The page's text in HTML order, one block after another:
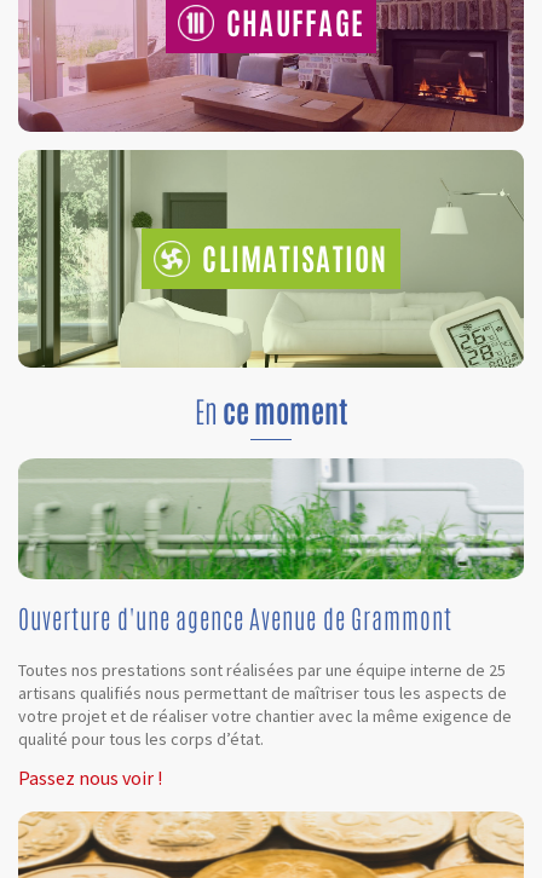
CHAUFFAGE
CLIMATISATION
En ce moment
Ouverture d'une agence Avenue de Grammont
Toutes nos prestations sont réalisées par une équipe interne de 25
artisans qualifiés nous permettant de maîtriser tous les aspects de
votre projet et de réaliser votre chantier avec la même exigence de
qualité pour tous les corps d’état.
Passez nous voir !